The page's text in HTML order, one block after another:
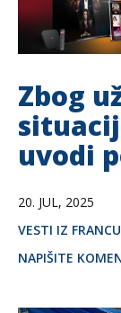
Zbog
uvodi
20. JUL, 2025
VESTI IZ
NAPIŠITE